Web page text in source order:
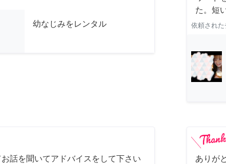
幼なじみをレンタル
た。短
依頼された
話を聞いてアドバイスをして下さい
ありが